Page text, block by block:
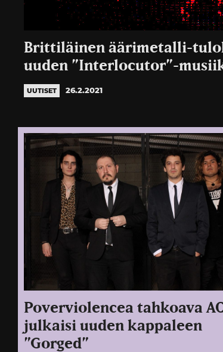
Brittiläinen äärimetalli-
uuden ”Interlocutor”-
UUTISET 26.2.2021
Poverviolencea tahkoava
julkaisi uuden kappaleen
”Gorged”